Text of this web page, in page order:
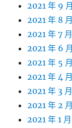
2021 年 9 月
2021 年 8 月
2021 年 7 月
2021 年 6 月
2021 年 5 月
2021 年 4 月
2021 年 3 月
2021 年 2 月
2021 年 1 月